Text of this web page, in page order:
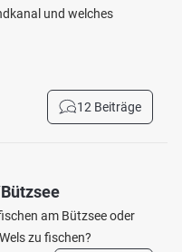
und welches
12 Beiträge
am Bützsee oder
zu fischen?